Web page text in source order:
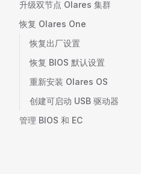
升级双节点 Olares 集群
恢复 Olares One
恢复出厂设置
恢复 BIOS 默认设置
重新安装 Olares OS
创建可启动 USB 驱动器
管理 BIOS 和 EC